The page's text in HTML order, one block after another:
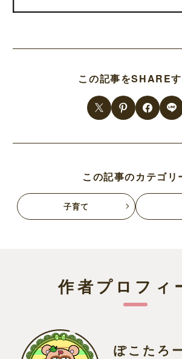
この記事をSHARE
この記事のカテゴリ
子育て
作者プロフィ
ぽこたろ